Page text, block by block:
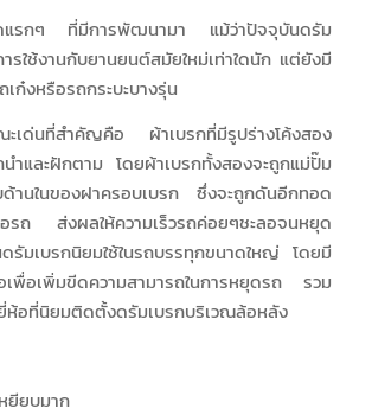
ดแรกๆ ที่มีการพัฒนามา แม้ว่าปัจจุบันดรัม
ารใช้งานกับยานยนต์สมัยใหม่เท่าใดนัก แต่ยังมี
เก๋งหรือรถกระบะบางรุ่น
ะเด่นที่สำคัญคือ ผ้าเบรกที่มีรูปร่างโค้งสอง
และฝักตาม โดยผ้าเบรกทั้งสองจะถูกแม่ปั๊ม
านในของฝาครอบเบรก ซึ่งจะถูกดันอีกทอด
รถส่งผลให้ความเร็วรถค่อยๆชะลอจนหยุด
รัมเบรกนิยมใช้ในรถบรรทุกขนาดใหญ่ โดยมี
พื่อเพิ่มขีดความสามารถในการหยุดรถ รวม
ห้อที่นิยมติดตั้งดรัมเบรกบริเวณล้อหลัง
ยียบมาก